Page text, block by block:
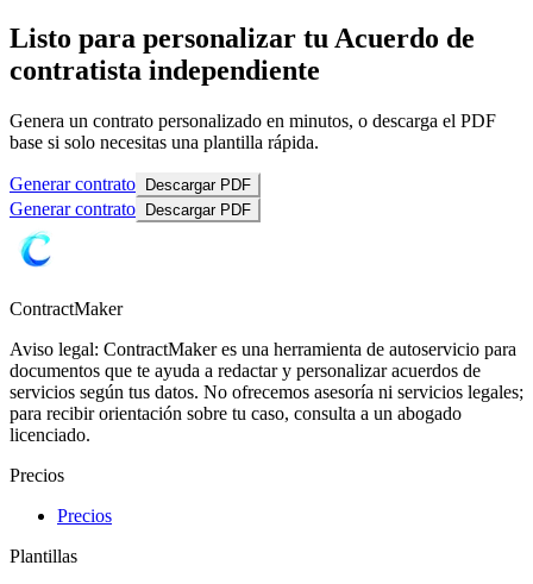
Listo para personalizar tu Acuerdo de
contratista independiente
Genera un contrato personalizado en minutos, o descarga el PDF
base si solo necesitas una plantilla rápida.
Generar contrato Descargar PDF
Generar contrato Descargar PDF
ContractMaker
Aviso legal: ContractMaker es una herramienta de autoservicio para
documentos que te ayuda a redactar y personalizar acuerdos de
servicios según tus datos. No ofrecemos asesoría ni servicios legales;
para recibir orientación sobre tu caso, consulta a un abogado
licenciado.
Precios
Precios
Plantillas